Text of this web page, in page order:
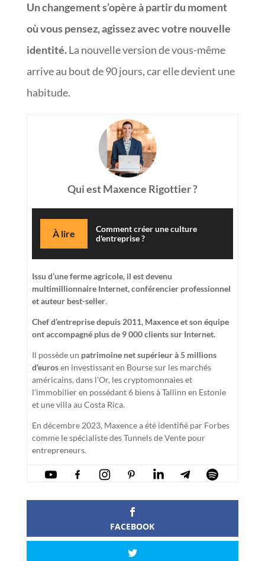
Un changement s’opère à partir du moment
où vous pensez, agissez avec votre nouvelle
identité.La nouvelle version de vous-même
arrive au bout de 90 jours, car elle devient une
habitude.
Qui est Maxence Rigottier ?
À lire
Comment créer une culture
d'entreprise ?
Issu d’une ferme agricole, il est devenu
multimillionnaire Internet, conférencier professionnel
et auteur best-seller.
Chef d’entreprise depuis 2011, Maxence et son équipe
ont accompagné plus de 9 000 clients sur Internet.
Il possède un patrimoine net supérieur à 5 millions
d'eurosen investissant en Bourse sur les marchés
américains, dans l'Or, les cryptomonnaies et
l'immobilier en possédant 6 biens à Tallinn en Estonie
et une villa au Costa Rica.
En décembre 2023, Maxence a été identifié par Forbes
comme le spécialiste des Tunnels de Vente pour
entrepreneurs.
FACEBOOK